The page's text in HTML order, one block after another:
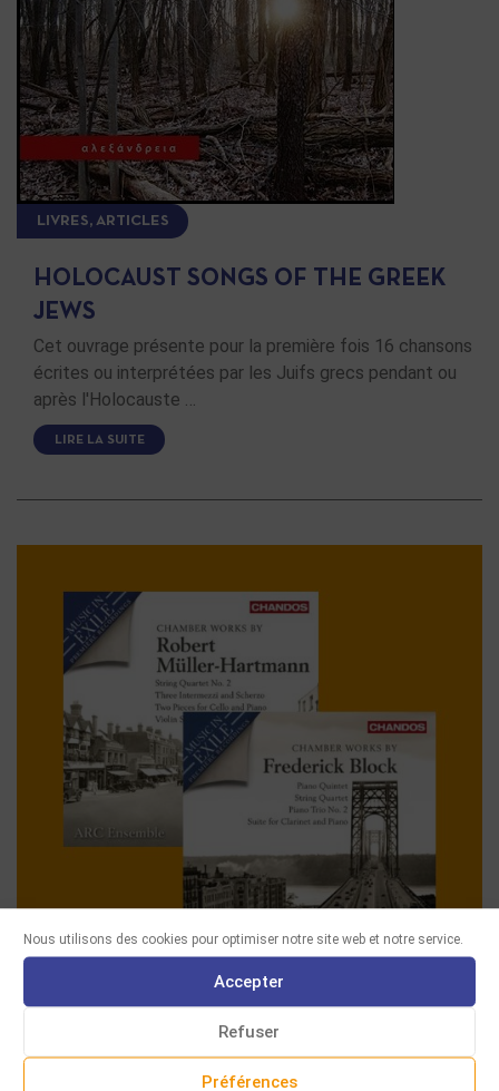
Nous utilisons des cookies pour optimiser notre site web et notre service.
Accepter
Refuser
Préférences
LIVRES, ARTICLES
HOLOCAUST SONGS OF THE GREEK
JEWS
Cet ouvrage présente pour la première fois 16 chansons
écrites ou interprétées par les Juifs grecs pendant ou
après l'Holocauste …
LIRE LA SUITE
DERNIÈRES ACQUISITIONS
CHAMBER WORKS BY ROBERT